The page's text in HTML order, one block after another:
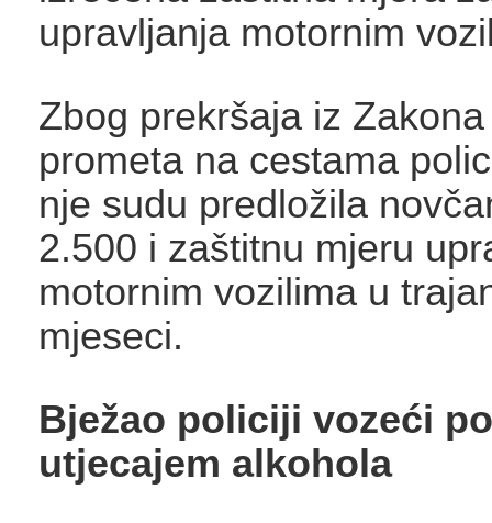
upravljanja motornim
Zbog prekršaja iz
prometa na cestama
nje sudu predložila
2.500 i zaštitnu mjeru
motornim vozilima u
mjeseci.
Bježao policiji vozeći
utjecajem alkohola